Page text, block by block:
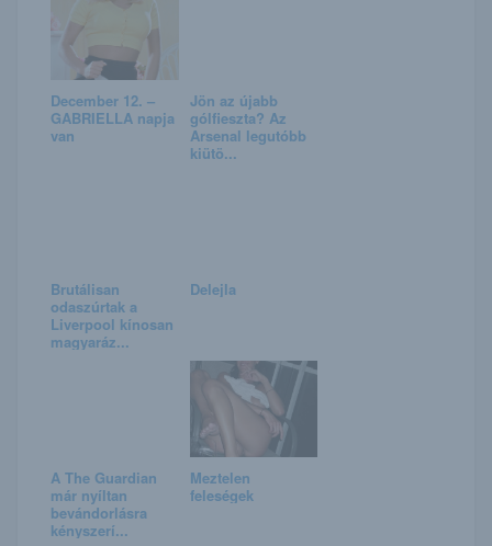
December 12. –
GABRIELLA napja
van
Jön az újabb
gólfieszta? Az
Arsenal legutóbb
kiütö...
Brutálisan
odaszúrtak a
Liverpool kínosan
magyaráz...
Delejla
A The Guardian
már nyíltan
bevándorlásra
kényszerí...
Meztelen
feleségek